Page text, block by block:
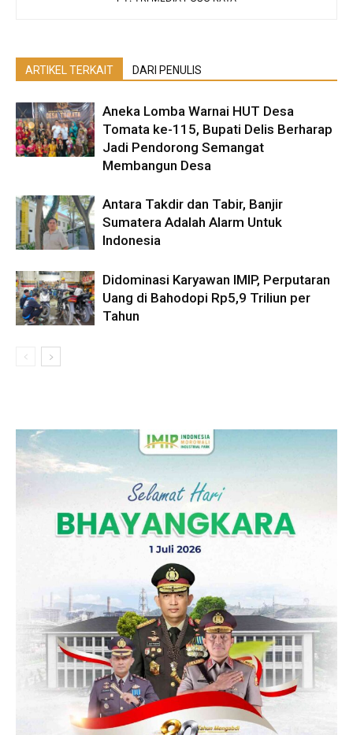
ARTIKEL TERKAIT DARI PENULIS
Aneka Lomba Warnai HUT Desa
Tomata ke-115, Bupati Delis Berharap
Jadi Pendorong Semangat
Membangun Desa
Antara Takdir dan Tabir, Banjir
Sumatera Adalah Alarm Untuk
Indonesia
Didominasi Karyawan IMIP, Perputaran
Uang di Bahodopi Rp5,9 Triliun per
Tahun